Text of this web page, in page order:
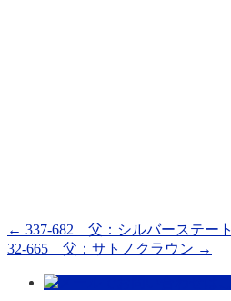
← 337-682 父：シルバーステート
32-665 父：サトノクラウン →